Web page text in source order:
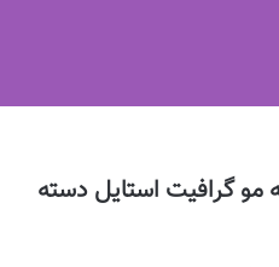
گرافیت استایل دسته